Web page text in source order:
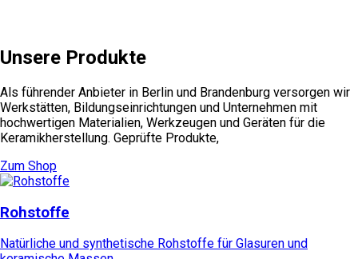
Unsere Produkte
Als führender Anbieter in Berlin und Brandenburg versorgen wir
Werkstätten, Bildungseinrichtungen und Unternehmen mit
hochwertigen Materialien, Werkzeugen und Geräten für die
Keramikherstellung. Geprüfte Produkte,
Zum Shop
Rohstoffe
Natürliche und synthetische Rohstoffe für Glasuren und